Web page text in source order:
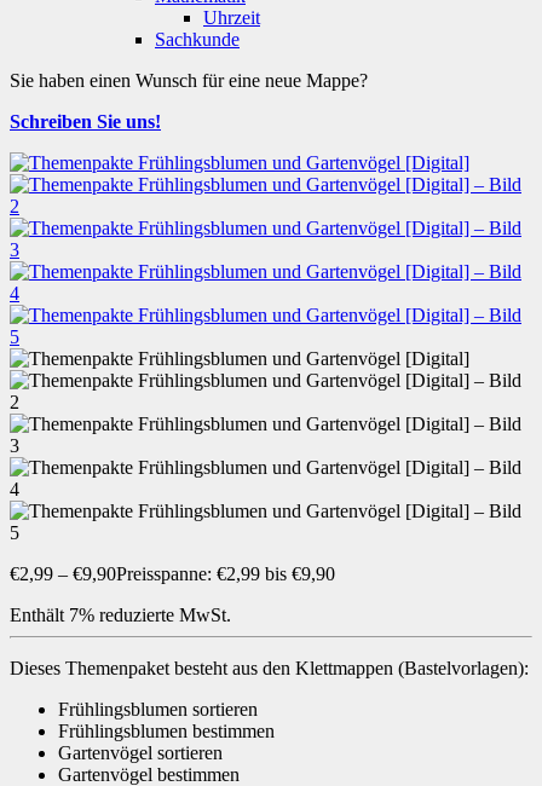
Uhrzeit
Sachkunde
Sie haben einen Wunsch für eine neue Mappe?
Schreiben Sie uns!
€2,99 – €9,90Preisspanne: €2,99 bis €9,90
Enthält 7% reduzierte MwSt.
Dieses Themenpaket besteht aus den Klettmappen (Bastelvorlagen):
Frühlingsblumen sortieren
Frühlingsblumen bestimmen
Gartenvögel sortieren
Gartenvögel bestimmen